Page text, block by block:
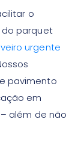
o
do parquet
urgente
pavimento
em
além de não